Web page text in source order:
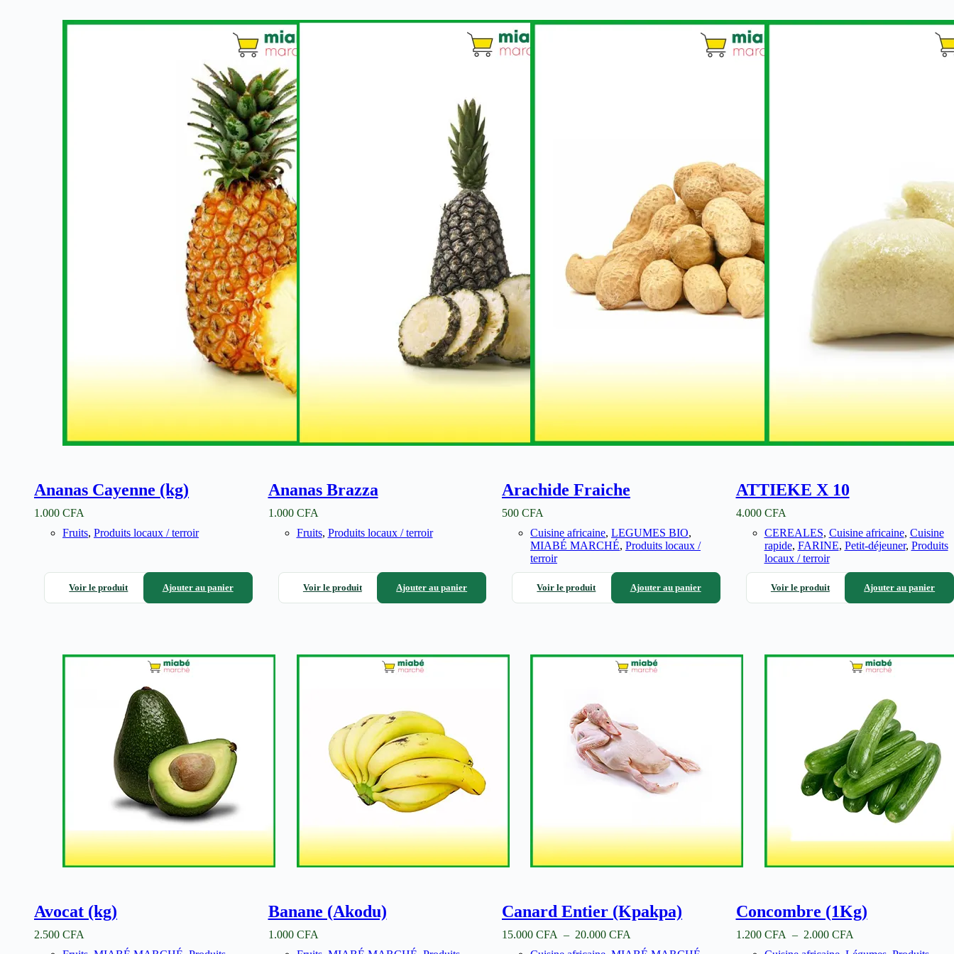
Ananas Cayenne (kg)
1.000 CFA
Fruits, Produits locaux / terroir
Voir le produit Ajouter au panier
Ananas Brazza
1.000 CFA
Fruits, Produits locaux / terroir
Voir le produit Ajouter au panier
Arachide Fraiche
500 CFA
Cuisine africaine, LEGUMES BIO,
MIABÉ MARCHÉ, Produits locaux /
terroir
Voir le produit Ajouter au panier
ATTIEKE X 10
4.000 CFA
CEREALES, Cuisine africaine, Cuisine
rapide, FARINE, Petit-déjeuner, Produits
locaux / terroir
Voir le produit Ajouter au panier
Avocat (kg)
2.500 CFA
Banane (Akodu)
1.000 CFA
Canard Entier (Kpakpa)
15.000 CFA – 20.000 CFA
Concombre (1Kg)
1.200 CFA – 2.000 CFA